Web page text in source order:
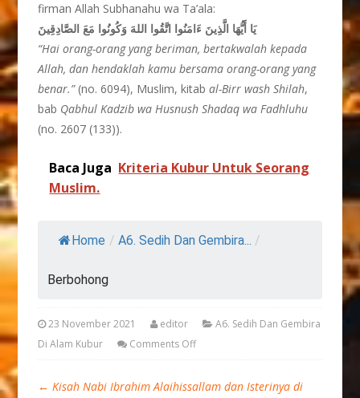
firman Allah Subhanahu wa Ta’ala:
يَا أَيُّهَا الَّذِينَ ءَامَنُوا اتَّقُوا اللهَ وَكُونُوا مَعَ الصَّادِقِينَ
“Haiorang-orang yang beriman, bertakwalah kepada
Allah, dan hendaklah kamu bersama orang-orang yang
benar.”(no. 6094), Muslim, kitabal-Birr wash Shilah,
bab Qabhul Kadzib wa HusnushShadaq wa Fadhluhu
(no. 2607 (133)).
Baca Juga Kriteria Kubur Untuk Seorang
Muslim.
Home / A6. Sedih Dan Gembira... /
Berbohong
23 November 2021 editor
A6. Sedih Dan Gembira
Di Alam Kubur
Comments Off
← Kisah Nabi Ibrahim Alaihissallam dan Isterinya di